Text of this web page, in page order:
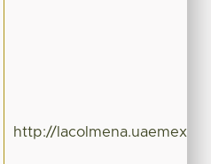
http://